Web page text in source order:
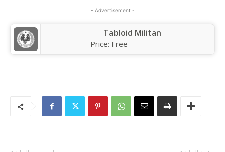
- Advertisement -
Tabloid Militan
Price: Free